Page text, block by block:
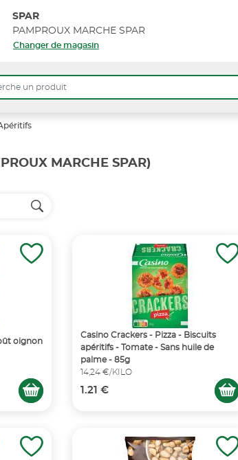
SPAR
PAMPROUX MARCHE SPAR
Changer de magasin
MARCHE SPAR)
oignon
Casino Crackers - Pizza - Biscuits
apéritifs - Tomate - Sans huile de
palme - 85g
14,24 €/KILO
1.21 €